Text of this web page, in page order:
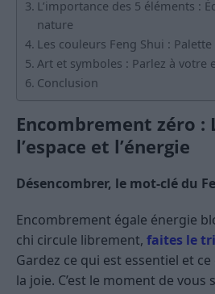
L’importance des 5 éléments :
nature
Les couleurs Feng Shui : Palette
Art et symboles : Parlez à votre
Conclusion
Encombrement zéro :
l’espace et l’énergie
Désencombrer, le mot-clé du
Encombrement égale énergie
chi circule librement, faites le
Gardez ce qui est essentiel et
la joie. C’est le moment de vous